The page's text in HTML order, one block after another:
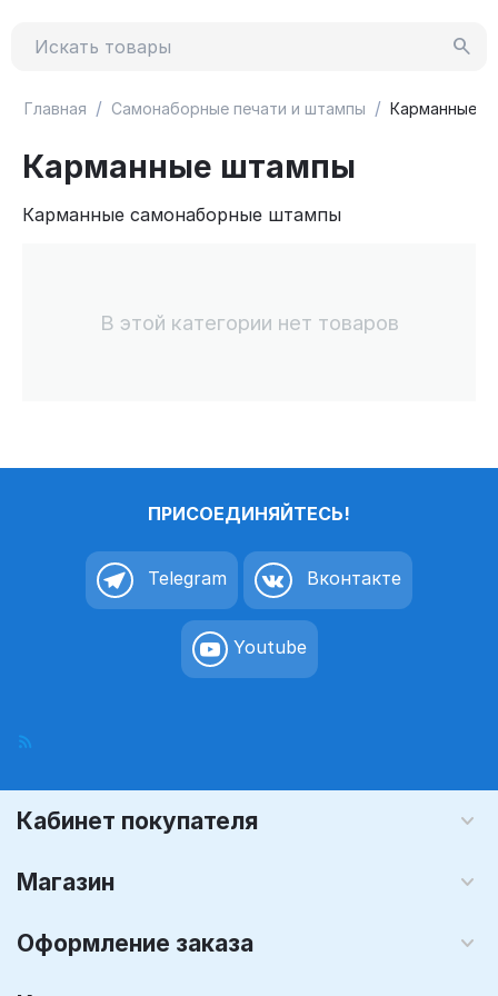
Главная / Самонаборные печати и штампы / Карманные
Карманные штампы
Карманные самонаборные штампы
В этой категории нет товаров
ПРИСОЕДИНЯЙТЕСЬ!
Telegram Вконтакте
Youtube
Кабинет покупателя
Магазин
Оформление заказа